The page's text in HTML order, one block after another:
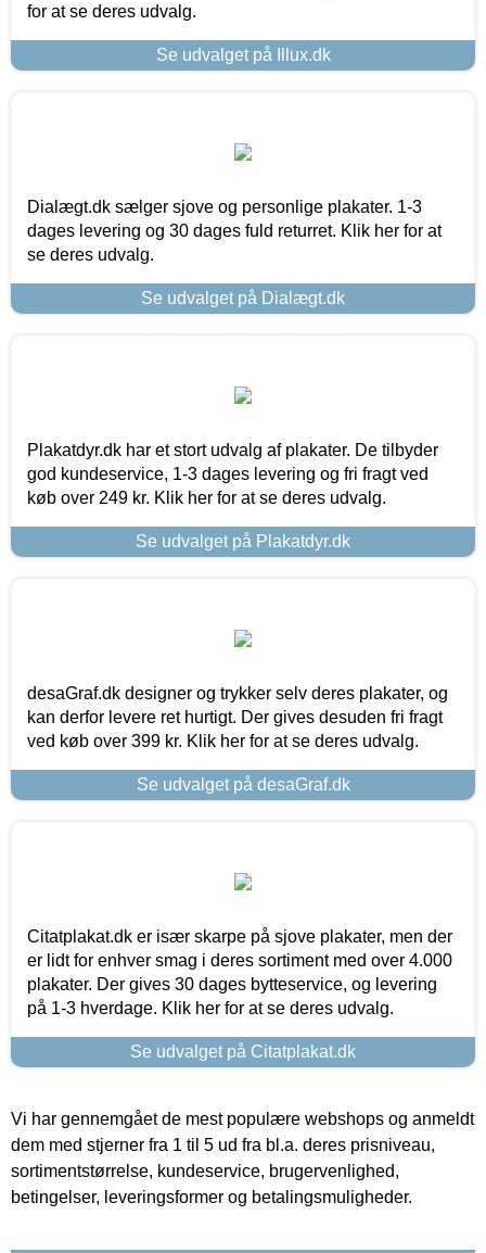
for at se deres udvalg.
Se udvalget på Illux.dk
Dialægt.dk sælger sjove og personlige plakater. 1-3
dages levering og 30 dages fuld returret. Klik her for at
se deres udvalg.
Se udvalget på Dialægt.dk
Plakatdyr.dk har et stort udvalg af plakater. De tilbyder
god kundeservice, 1-3 dages levering og fri fragt ved
køb over 249 kr. Klik her for at se deres udvalg.
Se udvalget på Plakatdyr.dk
desaGraf.dk designer og trykker selv deres plakater, og
kan derfor levere ret hurtigt. Der gives desuden fri fragt
ved køb over 399 kr. Klik her for at se deres udvalg.
Se udvalget på desaGraf.dk
Citatplakat.dk er især skarpe på sjove plakater, men der
er lidt for enhver smag i deres sortiment med over 4.000
plakater. Der gives 30 dages bytteservice, og levering
på 1-3 hverdage. Klik her for at se deres udvalg.
Se udvalget på Citatplakat.dk
Vi har gennemgået de mest populære webshops og anmeldt
dem med stjerner fra 1 til 5 ud fra bl.a. deres prisniveau,
sortimentstørrelse, kundeservice, brugervenlighed,
betingelser, leveringsformer og betalingsmuligheder.